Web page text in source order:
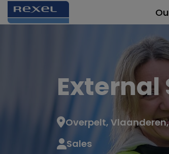
External
Overpelt,
Sales